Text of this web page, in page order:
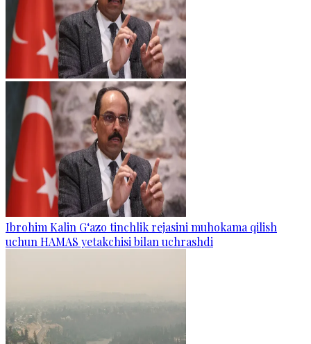
Ibrohim Kalin G‘azo tinchlik rejasini muhokama qilish
uchun HAMAS yetakchisi bilan uchrashdi